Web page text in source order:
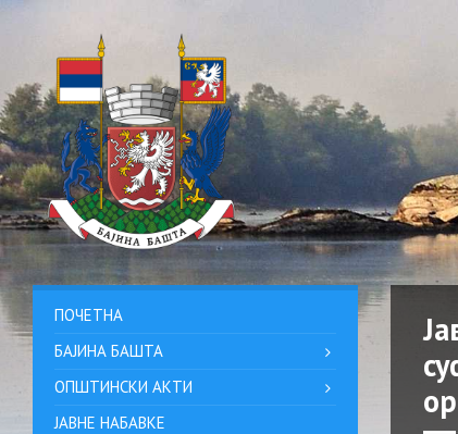
ПОЧЕТНА
БАЈИНА БАШТА
ОПШТИНСКИ АКТИ
ЈАВНЕ НАБАВКЕ